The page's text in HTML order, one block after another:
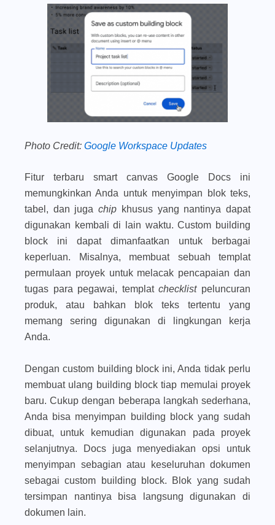
Photo Credit: Google Workspace Updates
Fitur terbaru smart canvas Google Docs ini
memungkinkan Anda untuk menyimpan blok teks,
tabel, dan jugachip khusus yang nantinya dapat
digunakan kembali di lain waktu.Custom building
block ini dapat dimanfaatkan untuk berbagai
keperluan. Misalnya, membuat sebuah templat
permulaan proyek untuk melacak pencapaian dan
tugas para pegawai, templatchecklist peluncuran
produk, atau bahkan blok teks tertentu yang
memang sering digunakan di lingkungan kerja
Anda.
Dengan custom building block ini, Anda tidak perlu
membuat ulang building block tiap memulai proyek
baru. Cukup dengan beberapa langkah sederhana,
Anda bisa menyimpan building block yang sudah
dibuat, untuk kemudian digunakan pada proyek
selanjutnya. Docs juga menyediakan opsi untuk
menyimpan sebagian atau keseluruhan dokumen
sebagai custom building block. Blok yang sudah
tersimpan nantinya bisa langsung digunakan di
dokumen lain.